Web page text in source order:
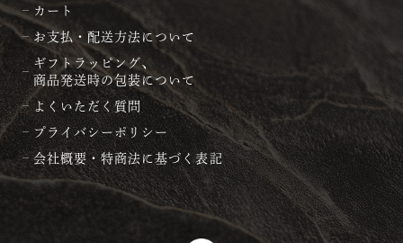
カート
お支払・配送方法について
ギフトラッピング、
商品発送時の包装について
よくいただく質問
プライバシーポリシー
会社概要・特商法に基づく表記